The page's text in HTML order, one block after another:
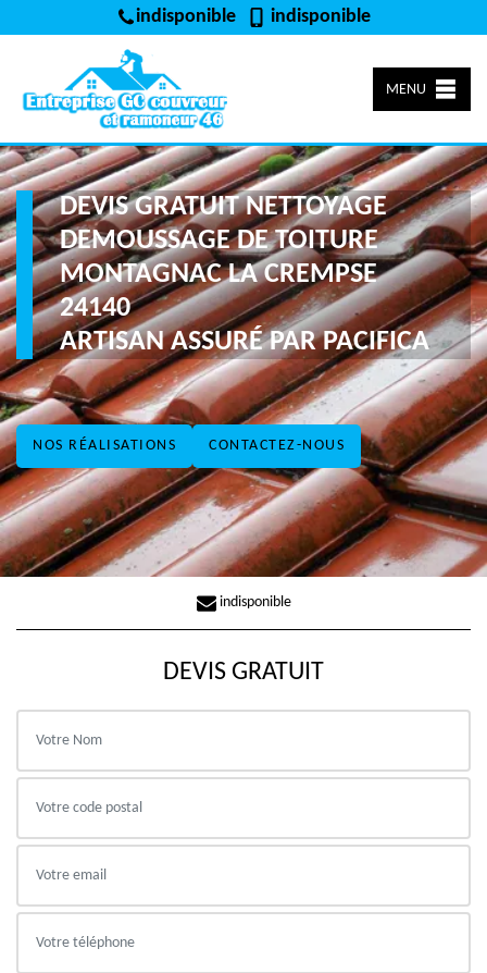
indisponible indisponible
MENU
NOS RÉALISATIONS CONTACTEZ-NOUS
DEVIS GRATUIT NETTOYAGE
DEMOUSSAGE DE TOITURE
MONTAGNAC LA CREMPSE
24140
ARTISAN ASSURÉ PAR PACIFICA
indisponible
DEVIS GRATUIT